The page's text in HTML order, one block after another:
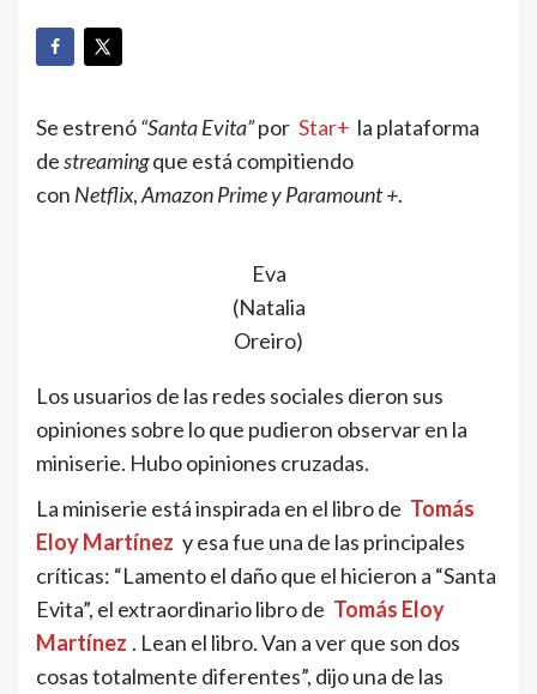
Se estrenó“Santa Evita”por Star+ la plataforma
destreamingque está compitiendo
con Netflix,Amazon Prime y Paramount +.
Eva
(Natalia
Oreiro)
Los usuarios de las redes sociales dieron sus
opiniones sobre lo que pudieron observar en la
miniserie. Hubo opiniones cruzadas.
La miniserie está inspirada en el libro de Tomás
Eloy Martínez y esa fue una de las principales
críticas: “Lamento el daño que el hicieron a “Santa
Evita”, el extraordinario libro de Tomás Eloy
Martínez . Lean el libro. Van a ver que son dos
cosas totalmente diferentes”, dijo una de las